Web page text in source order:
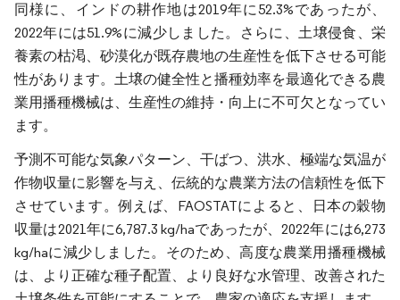
同様に、インドの耕作地は2019年に52.3%であったが、
2022年には51.9%に減少しました。さらに、土壌侵食、栄
養素の枯渇、砂漠化が既存農地の生産性を低下させる可能
性があります。土壌の健全性と播種効率を最適化できる農
業用播種機械は、生産性の維持・向上に不可欠となってい
ます。
予測不可能な気象パターン、干ばつ、洪水、極端な気温が
作物収量に影響を与え、伝統的な農業方法の信頼性を低下
させています。例えば、FAOSTATによると、日本の穀物
収量は2021年に6,787.3 kg/haであったが、2022年には6,273
kg/haに減少しました。そのため、高度な農業用播種機械
は、より正確な種子配置、より良好な水管理、改善された